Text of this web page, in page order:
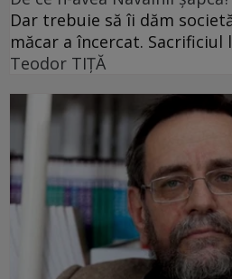
Dar trebuie să îi dăm
măcar a încercat. Sacrificiul
Teodor TIŢĂ